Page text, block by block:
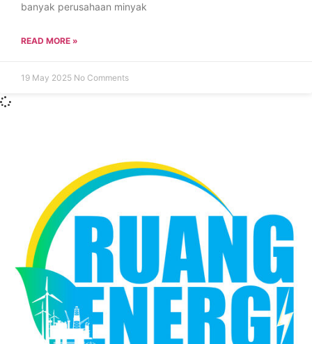
banyak perusahaan minyak
READ MORE »
19 May 2025 No Comments